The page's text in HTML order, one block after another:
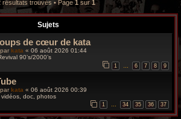
h
g
résultats trouvés • Page 1 sur 1
Sujets
de cœur de kata
kata « 06 août 2026 01:44
90’s/2000’s
1 6 7 8 9
kata « 06 août 2026 00:39
vidéos, doc, photos
1 … 34 35 36 37